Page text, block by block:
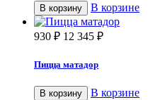
В корзину В корзине
930 ₽ 12 345 ₽
Пицца матадор
В корзину В корзине